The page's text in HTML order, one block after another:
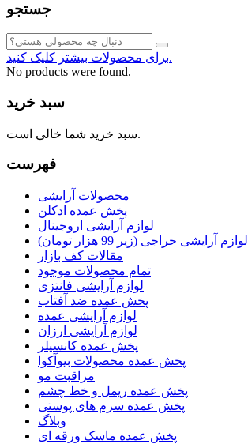
جستجو
برای محصولات بیشتر کلیک کنید.
No products were found.
سبد خرید
سبد خرید شما خالی است.
فهرست
محصولات آرایشی
پخش عمده ادکلن
لوازم آرایشی اروجینال
لوازم آرایشی حراجی (زیر 99 هزار تومان)
مقالات کف بازار
تمام محصولات موجود
لوازم آرایشی فانتزی
پخش عمده ضد آفتاب
لوازم آرایشی عمده
لوازم آرایشی ارزان
پخش عمده کانسیلر
پخش عمده محصولات بیوآکوا
مراقبت مو
پخش عمده ریمل و خط چشم
پخش عمده سرم های پوستی
وبلاگ
پخش عمده ماسک ورقه ای